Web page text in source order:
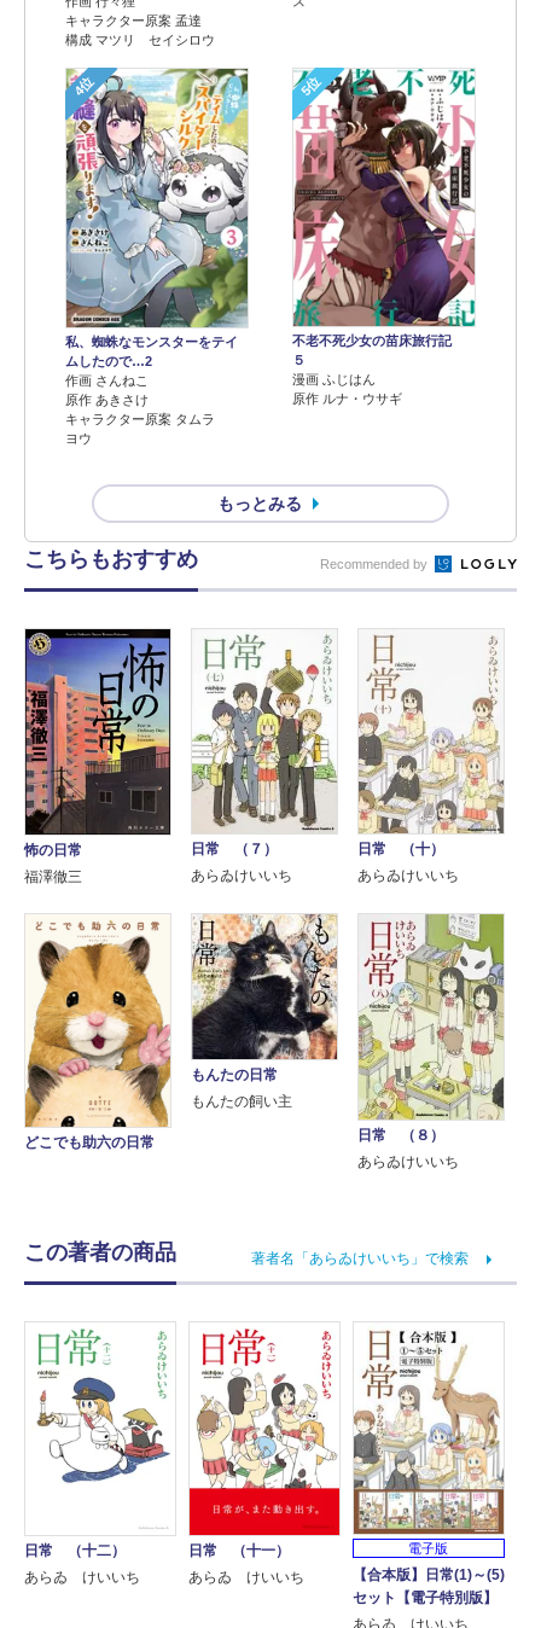
キャラクター原案 孟達
構成 マツリ セイシロウ
4位
私、蜘蛛なモンスターをテイ
ムしたので…2
作画 さんねこ
原作 あきさけ
キャラクター原案 タムラ
ヨウ
5位
不老不死少女の苗床旅行記
５
漫画 ふじはん
原作 ルナ・ウサギ
もっとみる
こちらもおすすめ Recommended by
怖の日常
福澤徹三
日常 （７）
あらゐけいいち
日常 （十）
あらゐけいいち
どこでも助六の日常
もんたの日常
もんたの飼い主
日常 （８）
あらゐけいいち
この著者の商品 著者名「あらゐけいいち」で検索
日常 （十二）
あらゐ けいいち
日常 （十一）
あらゐ けいいち
電子版
【合本版】日常(1)～(5)
セット【電子特別版】